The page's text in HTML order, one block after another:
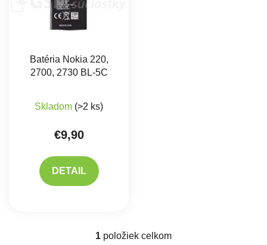
Batéria Nokia 220,
2700, 2730 BL-5C
Skladom (>2 ks)
€9,90
DETAIL
Ovládacie prvky výpisu
1 položiek celkom